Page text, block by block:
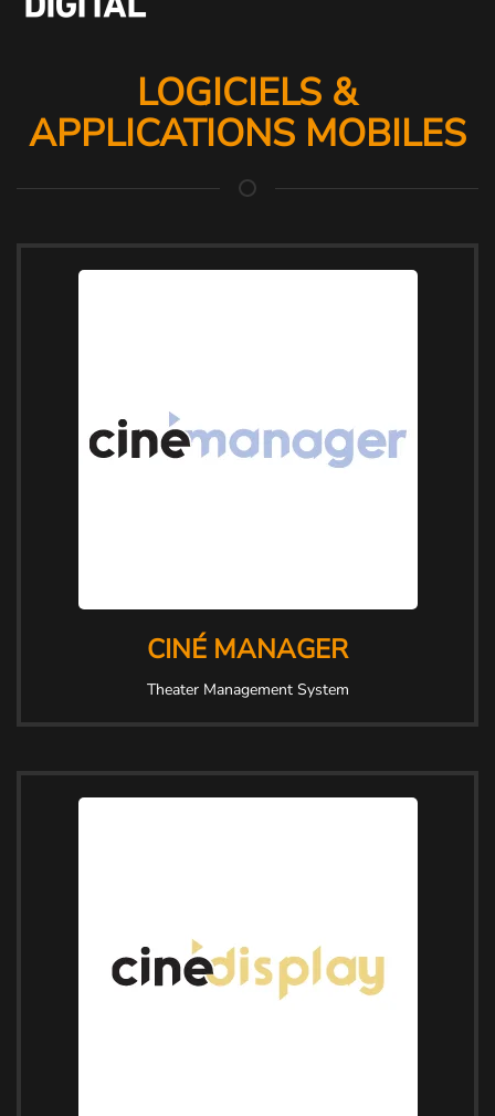
LOGICIELS &
APPLICATIONS MOBILES
CINÉ MANAGER
Theater Management System